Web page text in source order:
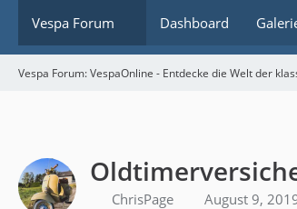
Vespa Forum Dashboard
Vespa Forum: VespaOnline - Entdecke die Welt der
ChrisPage August 9,